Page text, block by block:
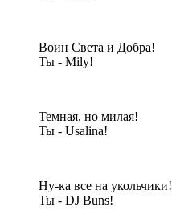
Воин Света и Добра!
Ты - Mily!
Темная, но милая!
Ты - Usalina!
Ну-ка все на укольчики!
Ты - DJ Buns!